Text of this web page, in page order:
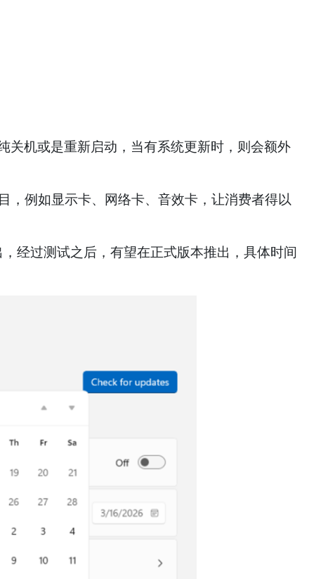
机或是重新启动，当有系统更新时，则会额外
例如显示卡、网络卡、音效卡，让消费者得以
过测试之后，有望在正式版本推出，具体时间